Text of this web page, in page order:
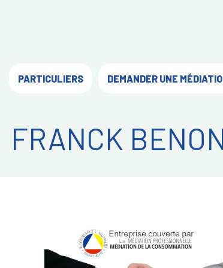
PARTICULIERS DEMANDER UNE
FRANCK